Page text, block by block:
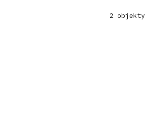
2 objekty